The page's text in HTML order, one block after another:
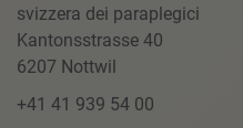
svizzera dei paraplegici
Kantonsstrasse 40
6207 Nottwil
+41 41 939 54 00